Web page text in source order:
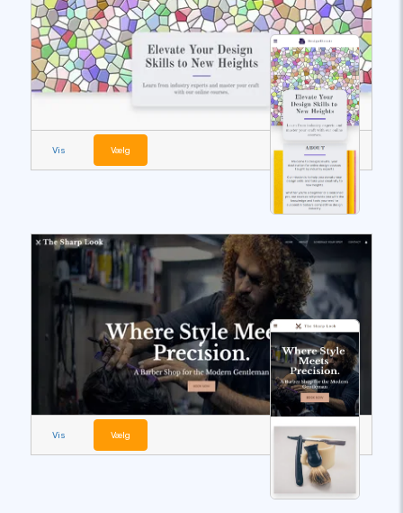
Vis Vælg
Vis Vælg